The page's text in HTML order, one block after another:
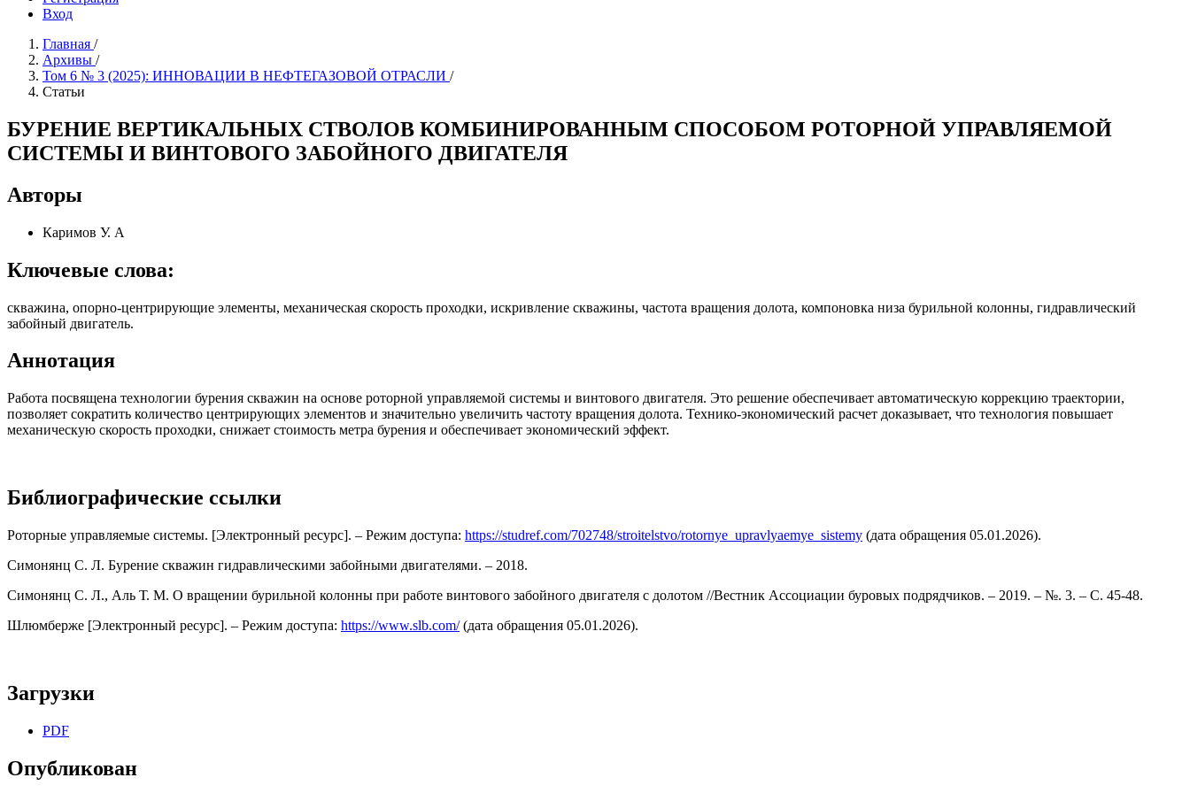
Вход
Главная /
Архивы /
Том 6 № 3 (2025): ИННОВАЦИИ В НЕФТЕГАЗОВОЙ ОТРАСЛИ /
Статьи
БУРЕНИЕ ВЕРТИКАЛЬНЫХ СТВОЛОВ КОМБИНИРОВАННЫМ СПОСОБОМ РОТОРНОЙ УПРАВЛЯЕМОЙ
СИСТЕМЫ И ВИНТОВОГО ЗАБОЙНОГО ДВИГАТЕЛЯ
Авторы
Каримов У. А
Ключевые слова:
скважина, опорно-центрирующие элементы, механическая скорость проходки, искривление скважины, частота вращения долота, компоновка низа бурильной колонны, гидравлический
забойный двигатель.
Аннотация
Работа посвящена технологии бурения скважин на основе роторной управляемой системы и винтового двигателя. Это решение обеспечивает автоматическую коррекцию траектории,
позволяет сократить количество центрирующих элементов и значительно увеличить частоту вращения долота. Технико-экономический расчет доказывает, что технология повышает
механическую скорость проходки, снижает стоимость метра бурения и обеспечивает экономический эффект.
Библиографические ссылки
Роторные управляемые системы. [Электронный ресурс]. – Режим доступа: https://studref.com/702748/stroitelstvo/rotornye_upravlyaemye_sistemy (дата обращения 05.01.2026).
Симонянц С. Л. Бурение скважин гидравлическими забойными двигателями. – 2018.
Симонянц С. Л., Аль Т. М. О вращении бурильной колонны при работе винтового забойного двигателя с долотом //Вестник Ассоциации буровых подрядчиков. – 2019. – №. 3. – С. 45-48.
Шлюмберже [Электронный ресурс]. – Режим доступа: https://www.slb.com/(дата обращения 05.01.2026).
Загрузки
PDF
Опубликован